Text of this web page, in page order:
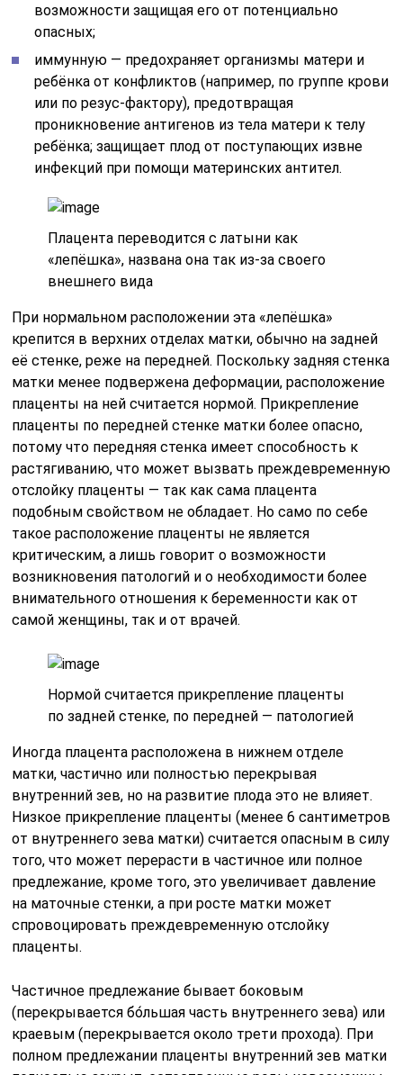
возможности защищая его от потенциально
опасных;
иммунную — предохраняет организмы матери и
ребёнка от конфликтов (например, по группе крови
или по резус-фактору), предотвращая
проникновение антигенов из тела матери к телу
ребёнка; защищает плод от поступающих извне
инфекций при помощи материнских антител.
Плацента переводится с латыни как
«лепёшка», названа она так из-за своего
внешнего вида
При нормальном расположении эта «лепёшка»
крепится в верхних отделах матки, обычно на задней
её стенке, реже на передней. Поскольку задняя стенка
матки менее подвержена деформации, расположение
плаценты на ней считается нормой. Прикрепление
плаценты по передней стенке матки более опасно,
потому что передняя стенка имеет способность к
растягиванию, что может вызвать преждевременную
отслойку плаценты — так как сама плацента
подобным свойством не обладает. Но само по себе
такое расположение плаценты не является
критическим, а лишь говорит о возможности
возникновения патологий и о необходимости более
внимательного отношения к беременности как от
самой женщины, так и от врачей.
Нормой считается прикрепление плаценты
по задней стенке, по передней — патологией
Иногда плацента расположена в нижнем отделе
матки, частично или полностью перекрывая
внутренний зев, но на развитие плода это не влияет.
Низкое прикрепление плаценты (менее 6 сантиметров
от внутреннего зева матки) считается опасным в силу
того, что может перерасти в частичное или полное
предлежание, кроме того, это увеличивает давление
на маточные стенки, а при росте матки может
спровоцировать преждевременную отслойку
плаценты.
Частичное предлежание бывает боковым
(перекрывается бо́льшая часть внутреннего зева) или
краевым (перекрывается около трети прохода). При
полном предлежании плаценты внутренний зев матки